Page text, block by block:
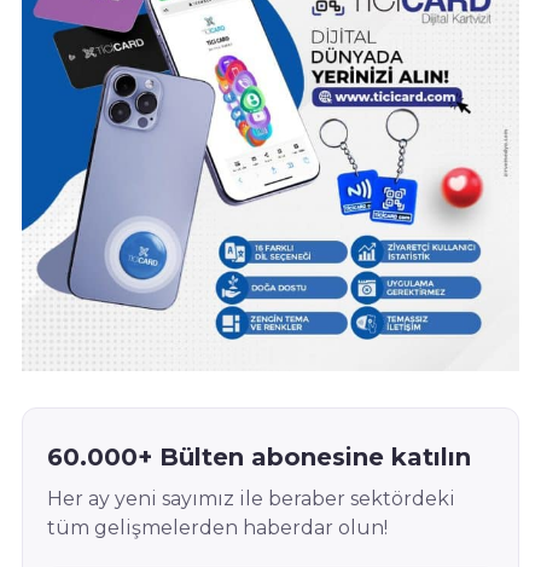
60.000+ Bülten abonesine katılın
Her ay yeni sayımız ile beraber sektördeki
tüm gelişmelerden haberdar olun!